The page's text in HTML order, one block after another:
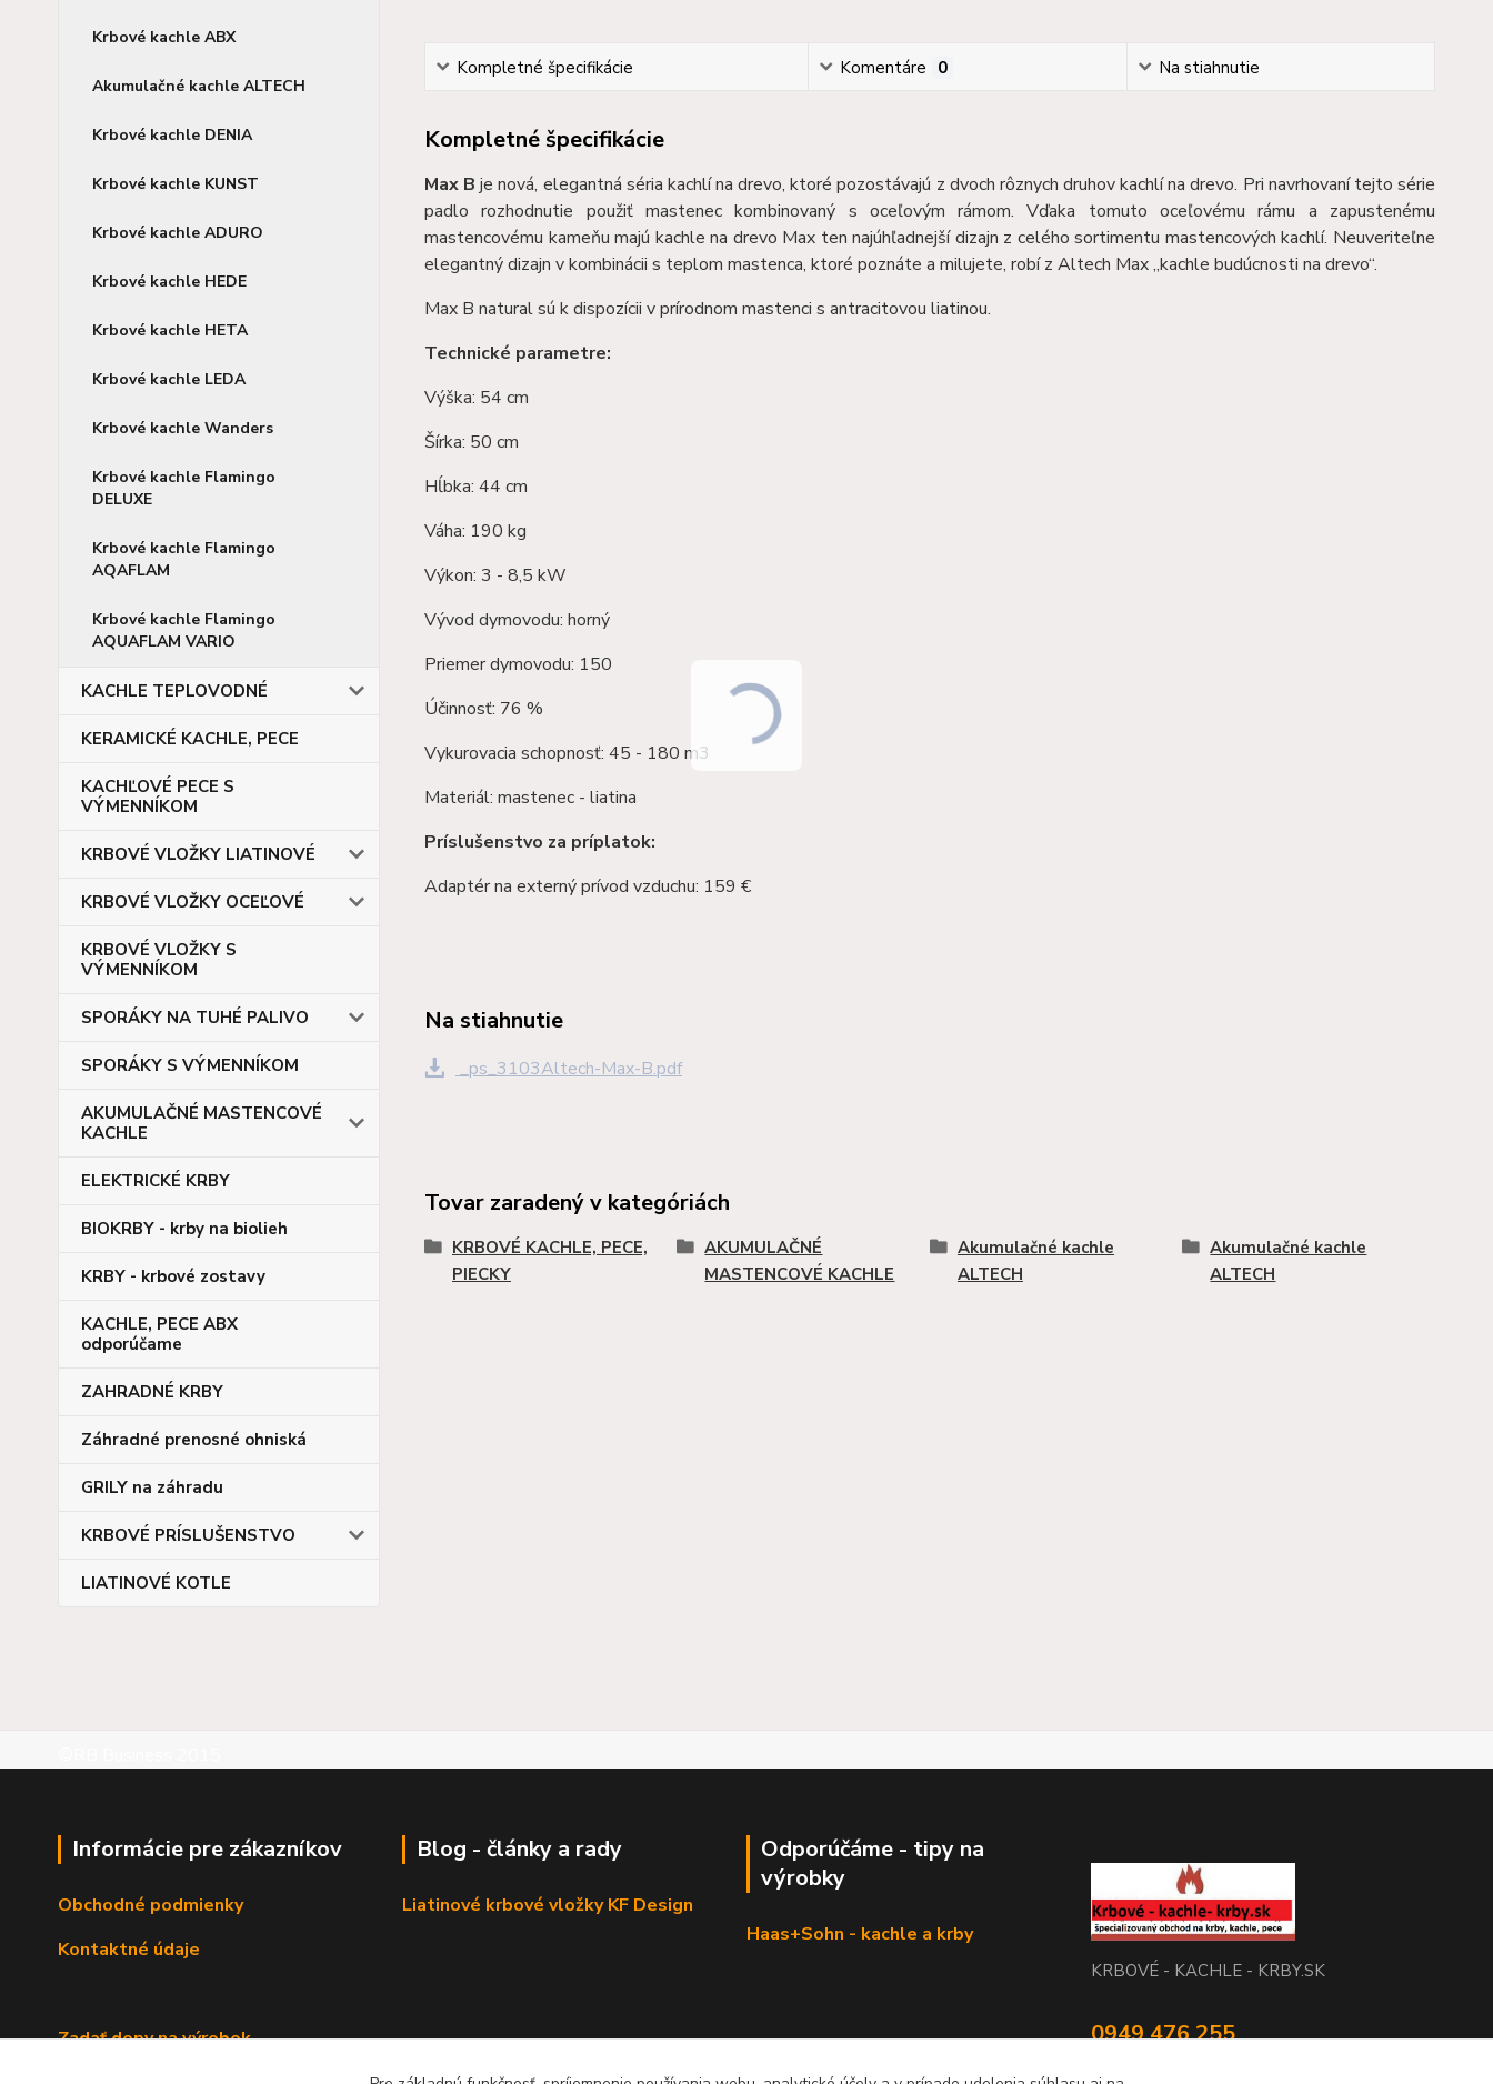
Krbové kachle ABX
Akumulačné kachle ALTECH
Krbové kachle DENIA
Krbové kachle KUNST
Krbové kachle ADURO
Krbové kachle HEDE
Krbové kachle HETA
Krbové kachle LEDA
Krbové kachle Wanders
Krbové kachle Flamingo
DELUXE
Krbové kachle Flamingo
AQAFLAM
Krbové kachle Flamingo
AQUAFLAM VARIO
KACHLE TEPLOVODNÉ
KERAMICKÉ KACHLE, PECE
KACHĽOVÉ PECE S
VÝMENNÍKOM
KRBOVÉ VLOŽKY LIATINOVÉ
KRBOVÉ VLOŽKY OCEĽOVÉ
KRBOVÉ VLOŽKY S
VÝMENNÍKOM
SPORÁKY NA TUHÉ PALIVO
SPORÁKY S VÝMENNÍKOM
AKUMULAČNÉ MASTENCOVÉ
KACHLE
ELEKTRICKÉ KRBY
BIOKRBY - krby na biolieh
KRBY - krbové zostavy
KACHLE, PECE ABX
odporúčame
ZAHRADNÉ KRBY
Záhradné prenosné ohniská
GRILY na záhradu
KRBOVÉ PRÍSLUŠENSTVO
LIATINOVÉ KOTLE
Kompletné špecifikácie Komentáre 0 Na stiahnutie
Kompletné špecifikácie
Max B je nová, elegantná séria kachlí na drevo, ktoré pozostávajú z dvoch rôznych druhov kachlí na drevo. Pri navrhovaní tejto série
padlo rozhodnutie použiť mastenec kombinovaný s oceľovým rámom. Vďaka tomuto oceľovému rámu a zapustenému
mastencovému kameňu majú kachle na drevo Max ten najúhľadnejší dizajn z celého sortimentu mastencových kachlí. Neuveriteľne
elegantný dizajn v kombinácii s teplom mastenca, ktoré poznáte a milujete, robí z Altech Max „kachle budúcnosti na drevo“.
Max B natural sú k dispozícii v prírodnom mastenci s antracitovou liatinou.
Technické parametre:
Výška: 54 cm
Šírka: 50 cm
Hĺbka: 44 cm
Váha: 190 kg
Výkon: 3 - 8,5 kW
Vývod dymovodu: horný
Priemer dymovodu: 150
Účinnosť: 76 %
Vykurovacia schopnosť: 45 - 180 m3
Materiál: mastenec - liatina
Príslušenstvo za príplatok:
Adaptér na externý prívod vzduchu: 159 €
Na stiahnutie
_ps_3103Altech-Max-B.pdf
Tovar zaradený v kategóriách
KRBOVÉ KACHLE, PECE,
PIECKY
AKUMULAČNÉ
MASTENCOVÉ KACHLE
Akumulačné kachle
ALTECH
Akumulačné kachle
ALTECH
Informácie pre zákazníkov
Obchodné podmienky
Kontaktné údaje
Zadať dopy na výrobok
Blog - články a rady
Liatinové krbové vložky KF Design
Odporúčáme - tipy na
výrobky
Haas+Sohn - kachle a krby
KRBOVÉ - KACHLE - KRBY.SK
0949 476 255